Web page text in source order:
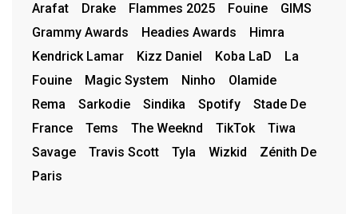
Arafat
Drake Flammes 2025 Fouine
GIMS
Grammy Awards
Headies Awards
Himra
Kendrick Lamar
Kizz Daniel Koba LaD
La
Fouine
Magic System Ninho
Olamide
Rema
Sarkodie Sindika Spotify
Stade De
France
Tems The Weeknd TikTok
Tiwa
Savage
Travis Scott Tyla Wizkid
Zénith De
Paris